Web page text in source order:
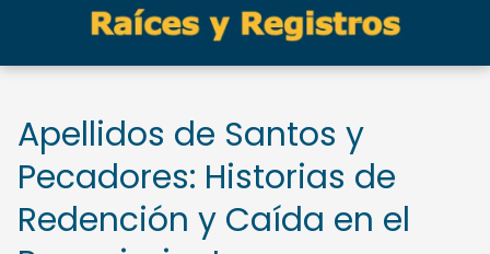
Apellidos de Santos y
Pecadores: Historias de
Redención y Caída en el